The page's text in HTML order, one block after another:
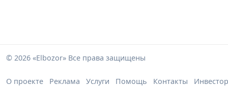
© 2026 «Elbozor» Все права защищены
О проекте Реклама Услуги Помощь Контакты